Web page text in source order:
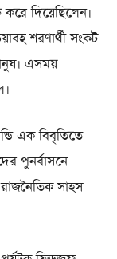
দিয়েছিলেন।
শরণার্থী সংকট
এসময়
এক বিবৃতিতে
পুনর্বাসনে
সাহস